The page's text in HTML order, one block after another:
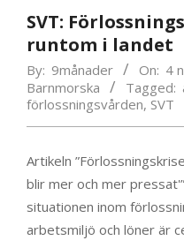
SVT:
runtom i landet
By: 9månader On: 4
Barnmorska
Tagged:
förlossningsvården, SVT
Artikeln
blir mer och mer
situationen inom
arbetsmiljö och löner är